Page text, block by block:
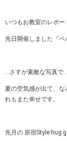
いつもお教室のレポー
先日開催しました『ペ
…さすが素敵な写真で…
夏の空気感が出て、
れもまた幸せです。
先月の 原宿Style hug